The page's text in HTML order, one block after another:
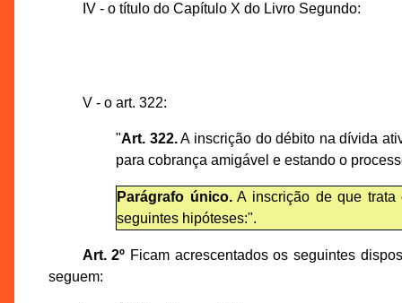
IV - o título do Capítulo X do Livro Segundo:
V - o art. 322:
"Art. 322.A inscrição do débito na dívida
para cobrança amigável e estando o
Parágrafo único.A inscrição de que
seguintes hipóteses:".
Art. 2º Ficam acrescentados os seguintes
seguem: